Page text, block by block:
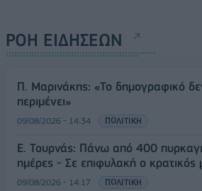
ΡΟΗ ΕΙΔΗΣΕΩΝ
Π. Μαρινάκης: «Το δημογραφικό
περιμένει»
09/08/2026 - 14:34 ΠΟΛΙΤΙΚΗ
Ε. Τουρνάς: Πάνω από 400
ημέρες - Σε επιφυλακή ο κρατικός
09/08/2026 - 14:17 ΠΟΛΙΤΙΚΗ